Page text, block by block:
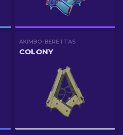
AKIMBO-BERETTAS
COLONY